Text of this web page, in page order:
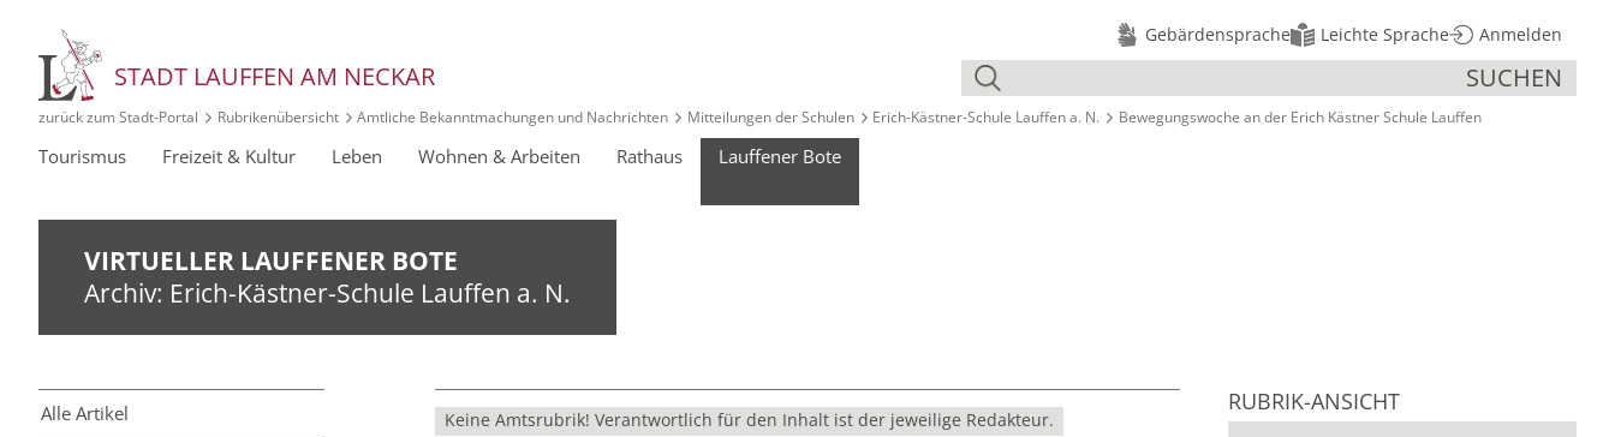
STADT LAUFFEN AM NECKAR
Gebärdensprache Leichte Sprache Anmelden
SUCHEN
zurück zum Stadt‑Portal Rubrikenübersicht Amtliche Bekanntmachungen und Nachrichten Mitteilungen der Schulen Erich-Kästner-Schule Lauffen a. N. Bewegungswoche an der Erich Kästner Schule Lauffen
Tourismus Freizeit & Kultur Leben Wohnen & Arbeiten Rathaus Lauffener Bote
VIRTUELLER LAUFFENER BOTE
Archiv: Erich-Kästner-Schule Lauffen a. N.
Alle Artikel
Keine Amtsrubrik! Verantwortlich für den Inhalt ist der jeweilige Redakteur.
RUBRIK-ANSICHT